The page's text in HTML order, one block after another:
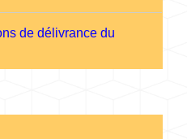
de délivrance du